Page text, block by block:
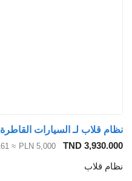
نظام قلاب لـ السيارات القاطرة MAN TGA TGX TGS
TND 3,930.000
PLN 5,000
≈ €1,161
نظام قلاب